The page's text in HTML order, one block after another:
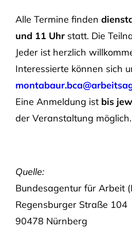
Alle Termine finden
und 11 Uhrstatt. Die
Jeder ist herzlich
Interessierte können sich
Eine Anmeldung ist bis
der Veranstaltung möglich.
Quelle:
Bundesagentur für Arbeit
Regensburger Straße 104
90478 Nürnberg